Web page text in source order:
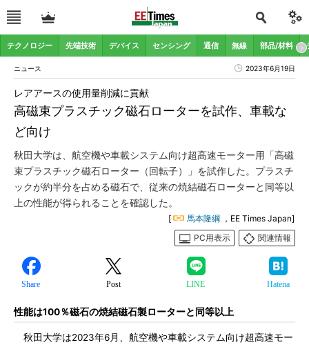
テクノロジー 先端技術 デバイス センシング 通信 無線 部品/材料
ニュース 2023年6月19日
高磁束プラスチック磁石ローターを試作、車載な
ど向け
レアアースの使用量削減に貢献
秋田大学は、航空機や車載システム向け超高速モーター用「高磁
束プラスチック磁石ローター（回転子）」を試作した。プラスチ
ックが約半分を占める磁石で、従来の焼結磁石ローターと同等以
上の性能が得られることを確認した。
[ 馬本隆綱 ，EE Times Japan]
PC用表示
関連情報
Share Post LINE Hatena
性能は100％磁石の焼結磁石製ローターと同等以上
秋田大学は2023年6月、航空機や車載システム向け超高速モー